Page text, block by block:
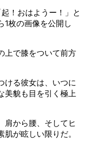
！おはようー！」と
1枚の画像を公開し
上で膝をついて前方
る彼女は、いつに
美貌も目を引く極上
から腰、そしてヒ
が眩しい限りだ。